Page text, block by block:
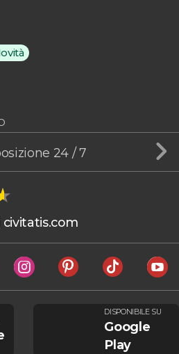
24 / 7
DISPONIBILE SU
Google
Play